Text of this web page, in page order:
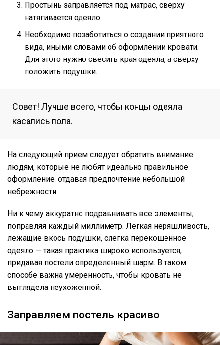
Простынь заправляется под матрас, сверху
натягивается одеяло.
Необходимо позаботиться о создании приятного
вида, иными словами об оформлении кровати.
Для этого нужно свесить края одеяла, а сверху
положить подушки.
Совет! Лучше всего, чтобы концы одеяла
касались пола.
На следующий прием следует обратить внимание
людям, которые не любят идеально правильное
оформление, отдавая предпочтение небольшой
небрежности.
Ни к чему аккуратно подравнивать все элементы,
поправляя каждый миллиметр. Легкая неряшливость,
лежащие вкось подушки, слегка перекошенное
одеяло — такая практика широко используется,
придавая постели определенный шарм. В таком
способе важна умеренность, чтобы кровать не
выглядела неухоженной.
Заправляем постель красиво